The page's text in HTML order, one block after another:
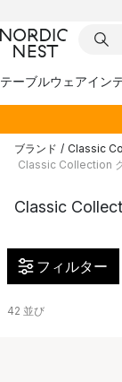
テーブルウェアイン
ブランド / Classic
Classic Collection
Classic
フィルター
42 並び